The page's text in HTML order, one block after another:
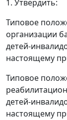
1. Утвердить:
Типовое
организации
детей-
настоящему
Типовое
детей-
настоящему